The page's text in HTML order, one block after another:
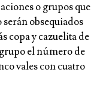
o grupos que
obsequiados
copa y cazuelita de
el número de
vales con cuatro